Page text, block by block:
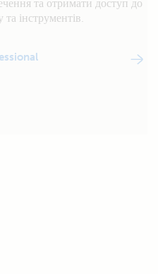
та отримати доступ до
інструментів.